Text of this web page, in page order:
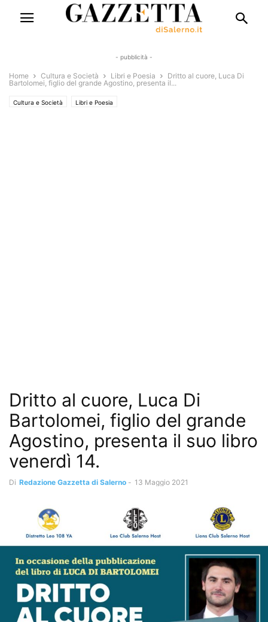
- pubblicità -
Home Cultura e Società Libri e Poesia
Dritto al cuore, Luca Di
Bartolomei, figlio del grande Agostino, presenta il...
Cultura e Società Libri e Poesia
Dritto al cuore, Luca Di
Bartolomei, figlio del grande
Agostino, presenta il suo libro
venerdì 14.
Di Redazione Gazzetta di Salerno - 13 Maggio 2021